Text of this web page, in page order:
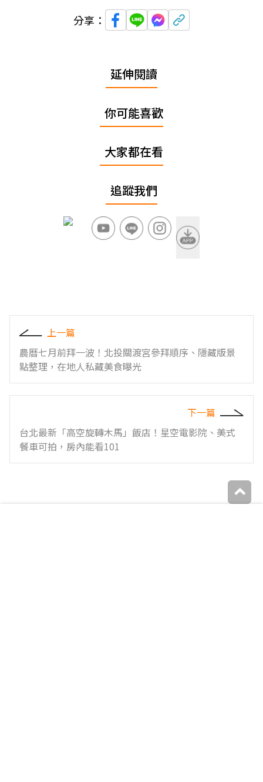
分享：
延伸閱讀
你可能喜歡
大家都在看
追蹤我們
上一篇
農曆七月前拜一波！北投關渡宮參拜順序、隱藏版景
點整理，在地人私藏美食曝光
下一篇
台北最新「高空旋轉木馬」飯店！星空電影院、美式
餐車可拍，房內能看101